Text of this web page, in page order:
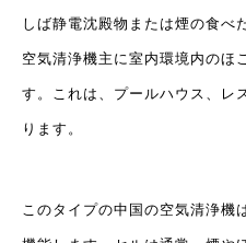
しば静電沈殿物または煙の食べ
空気清浄機主に室内環境内のほ
す。これは、プールハウス、レ
ります。
このタイプの中国の空気清浄機